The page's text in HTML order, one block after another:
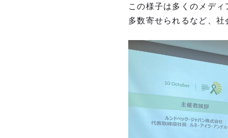
この様子は多くのメデ
多数寄せられるなど、